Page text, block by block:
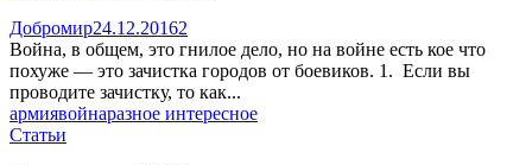
Добромир24.12.20162
Война, в общем, это гнилое дело, но на войне есть кое что
похуже — это зачистка городов от боевиков. 1. Если вы
проводите зачистку, то как...
армиявойнаразное интересное
Статьи